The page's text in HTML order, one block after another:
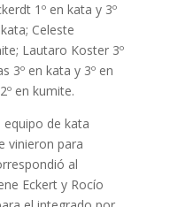
1º en kata y 3º
Celeste
Lautaro Koster 3º
3º en kata y 3º en
en kumite.
de kata
vinieron para
al
Eckert y Rocío